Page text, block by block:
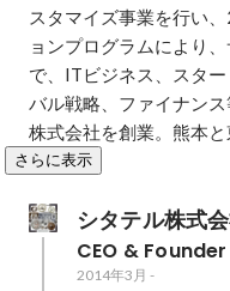
スタマイズ事業を行い
ョンプログラムにより
で、ITビジネス、スタ
バル戦略、ファイナン
株式会社を創業。熊本と
さらに表示
シタテル株式
CEO & Founder
2014年3月 -